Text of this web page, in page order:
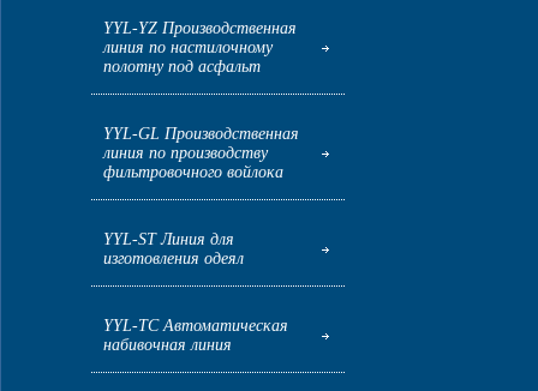
YYL-YZ Производственная
линия по настилочному
полотну под асфальт
YYL-GL Производственная
линия по производству
фильтровочного войлока
YYL-ST Линия для
изготовления одеял
YYL-TC Автоматическая
набивочная линия